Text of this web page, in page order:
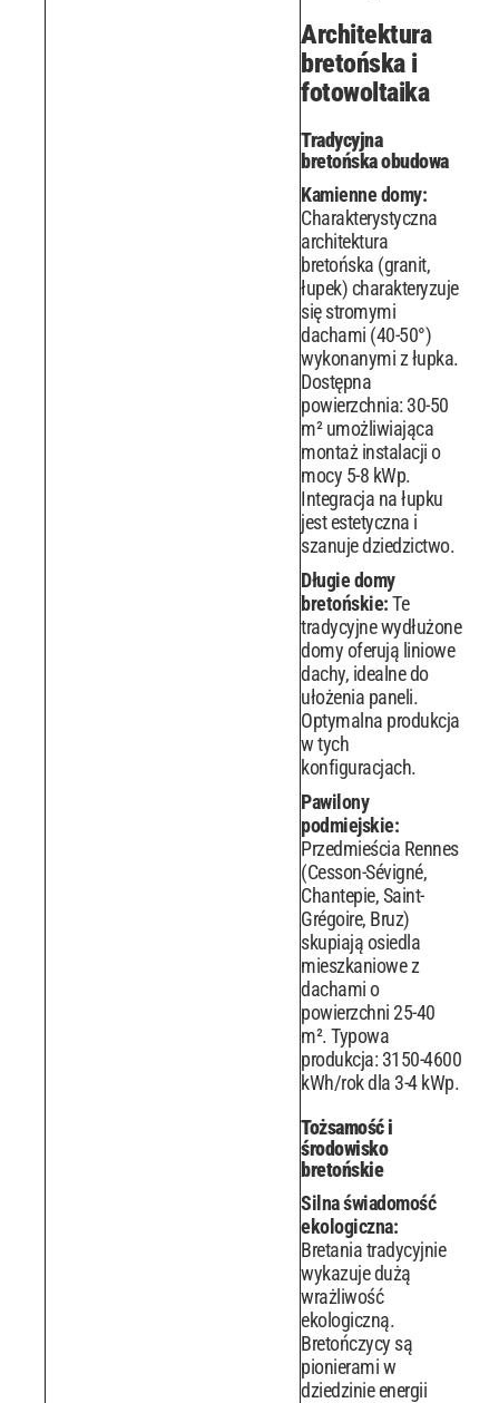
Architektura
bretońska i
fotowoltaika
Tradycyjna
bretońska obudowa
Kamienne domy:
Charakterystyczna
architektura
bretońska (granit,
łupek) charakteryzuje
się stromymi
dachami (40-50°)
wykonanymi z łupka.
Dostępna
powierzchnia: 30-50
m² umożliwiająca
montaż instalacji o
mocy 5-8 kWp.
Integracja na łupku
jest estetyczna i
szanuje dziedzictwo.
Długie domy
bretońskie:Te
tradycyjne wydłużone
domy oferują liniowe
dachy, idealne do
ułożenia paneli.
Optymalna produkcja
w tych
konfiguracjach.
Pawilony
podmiejskie:
Przedmieścia Rennes
(Cesson-Sévigné,
Chantepie, Saint-
Grégoire, Bruz)
skupiają osiedla
mieszkaniowe z
dachami o
powierzchni 25-40
m². Typowa
produkcja: 3150-4600
kWh/rok dla 3-4 kWp.
Tożsamość i
środowisko
bretońskie
Silna świadomość
ekologiczna:
Bretania tradycyjnie
wykazuje dużą
wrażliwość
ekologiczną.
Bretończycy są
pionierami w
dziedzinie energii